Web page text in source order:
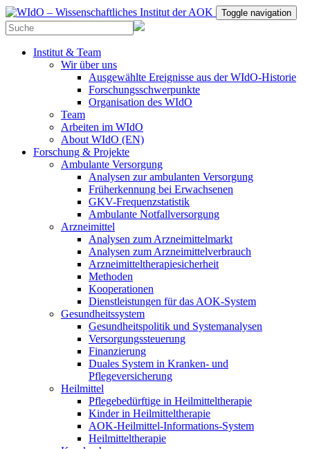
Toggle navigation
Institut & Team
Wir über uns
Ausgewählte Ereignisse aus der WIdO-Historie
Forschungsschwerpunkte
Organisation des WIdO
Team
Arbeiten im WIdO
About WIdO (EN)
Forschung & Projekte
Ambulante Versorgung
Analysen zur ambulanten Versorgung
Früherkennung bei Erwachsenen
GKV-Frequenzstatistik
Ambulante Notfallversorgung
Arzneimittel
Analysen zum Arzneimittelmarkt
Analysen zum Arzneimittelverbrauch
Arzneimitteltherapiesicherheit
Methoden
Kooperationen
Dienstleistungen für das AOK-System
Gesundheitssystem
Gesundheitspolitik und Systemanalysen
Versorgungssteuerung
Finanzierung
Duales System in Kranken- und
Pflegeversicherung
Heilmittel
Pflegebedürftige in Heilmitteltherapie
Kinder in Heilmitteltherapie
AOK-Heilmittel-Informations-System
Heilmitteltherapie